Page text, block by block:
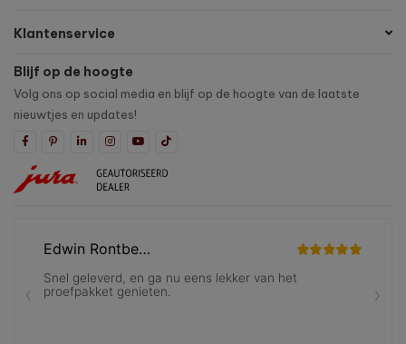
Klantenservice
Blijf op de hoogte
Volg ons op social media en blijf op de hoogte van de laatste
nieuwtjes en updates!